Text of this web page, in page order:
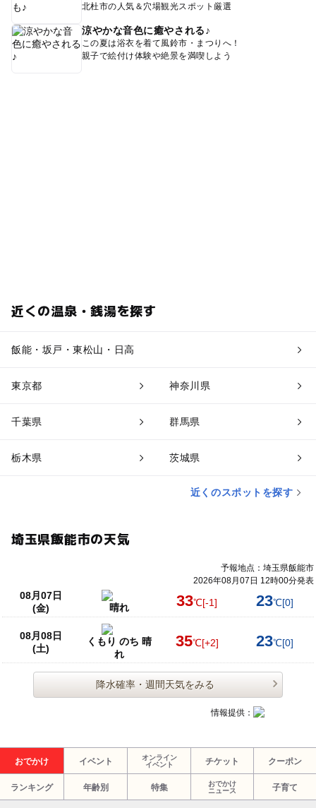
北杜市の人気＆穴場観光スポット厳選
涼やかな音色に癒やされる♪
この夏は浴衣を着て風鈴市・まつりへ！
親子で絵付け体験や絶景を満喫しよう
近くの温泉・銭湯を探す
飯能・坂戸・東松山・日高
東京都 神奈川県
千葉県 群馬県
栃木県 茨城県
近くのスポットを探す
埼玉県飯能市の天気
予報地点：埼玉県飯能市
2026年08月07日 12時00分発表
08月07日
(金)
晴れ 33℃[-1] 23℃[0]
08月08日
(土)
くもり のち 晴
れ
35℃[+2] 23℃[0]
降水確率・週間天気をみる
情報提供：
おでかけ イベント
オンライン
イベント
チケット クーポン
ランキング 年齢別 特集
おでかけ
ニュース
子育て